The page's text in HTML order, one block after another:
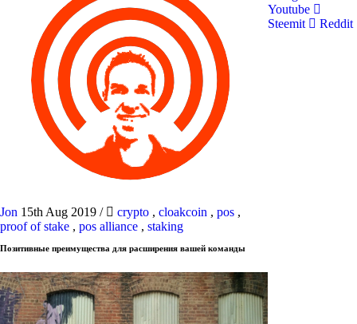
Jon 15th Aug 2019 / crypto , cloakcoin , pos ,
proof of stake , pos alliance , staking
Позитивные преимущества для расширения вашей команды
Youtube
Steemit
Reddit